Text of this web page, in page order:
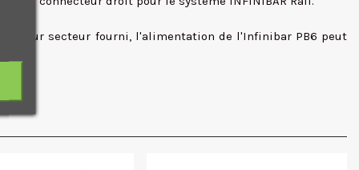
secteur fourni, l'alimentation de l'Infinibar PB6 peut